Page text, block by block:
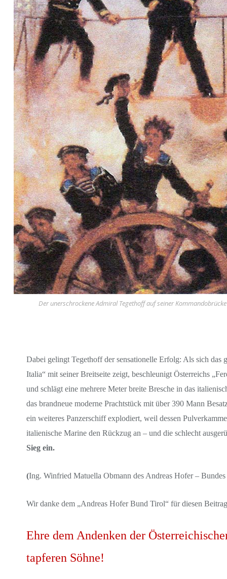
Der unerschrockene Admiral Tegethoff auf seiner
Dabei gelingt Tegethoff der sensationelle Erfolg: Als sich das
Italia“ mit seiner Breitseite zeigt, beschleunigt Österreichs
und schlägt eine mehrere Meter breite Bresche in das
das brandneue moderne Prachtstück mit über 390 Mann
ein weiteres Panzerschiff explodiert, weil dessen
italienische Marine den Rückzug an – und die schlecht
Sieg ein.
(Ing. Winfried Matuella Obmann des Andreas Hofer –
Wir danke dem „Andreas Hofer Bund Tirol“ für diesen
Ehre dem Andenken der
tapferen Söhne!